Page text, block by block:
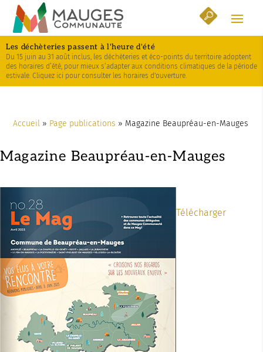
Skip
Aller
navigation
Plan
Les déchèteries passent à l'heure d'été
Du 15 juin au 31 août inclus, les déchèteries et éco-points du territoire adoptent
des horaires d’été, pour mieux s’adapter aux conditions climatiques de la période
estivale. Cliquez ici pour consulter les horaires d'ouverture.
Accueil » Page publications » Magazine Beaupréau-en-Mauges
Magazine Beaupréau-en-Mauges
Télécharger